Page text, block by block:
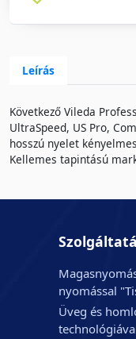
Leírás
Következő Vileda
UltraSpeed, US Pro,
hosszú nyelet
Kellemes tapintású
nyomással
Üveg és